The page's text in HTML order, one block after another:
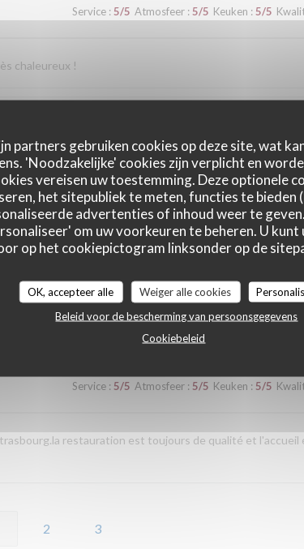
partners gebruiken cookies op deze site, wat
'Noodzakelijke' cookies zijn verplicht en
vereisen uw toestemming. Deze optionele
het sitepubliek te meten, functies te bieden
advertenties of inhoud weer te
om uw voorkeuren te beheren. U kunt
op het cookiepictogram linksonder op de
OK, accepteer alle Weiger alle cookies
Beleid voor de bescherming van persoonsgegevens
Cookiebeleid
Service: 5/5 Atmosfeer: 5/5 Keuken : 5/5
chaleureux !
conseiller ce Maitre Restaurateur.
Service: 5/5 Atmosfeer: 5/5 Keuken : 5/5
restauration est toujours de qualité et
2 3